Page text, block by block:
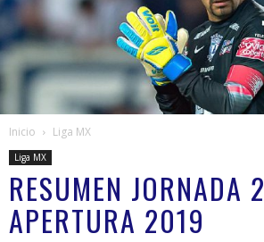
Inicio Liga MX
Liga MX
RESUMEN JORNADA 2
APERTURA 2019